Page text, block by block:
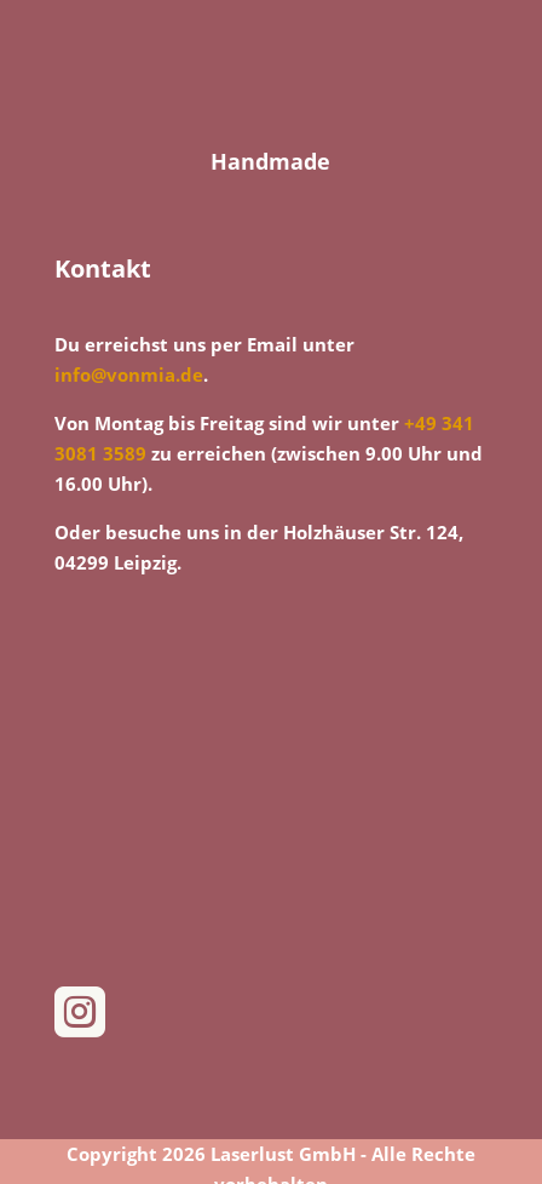
Handmade
Kontakt
Du erreichst uns per Email unter
info@vonmia.de.
Von Montag bis Freitag sind wir unter +49 341
3081 3589 zu erreichen (zwischen 9.00 Uhr und
16.00 Uhr).
Oder besuche uns in der Holzhäuser Str. 124,
04299 Leipzig.

Copyright 2026 Laserlust GmbH - Alle Rechte